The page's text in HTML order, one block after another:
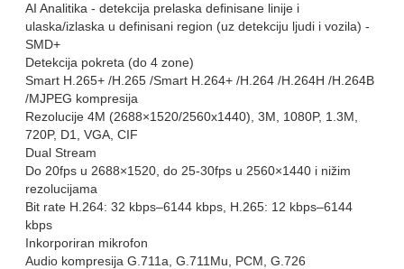
AI Analitika - detekcija prelaska definisane linije i
ulaska/izlaska u definisani region (uz detekciju ljudi i vozila) -
SMD+
Detekcija pokreta (do 4 zone)
Smart H.265+ /H.265 /Smart H.264+ /H.264 /H.264H /H.264B
/MJPEG kompresija
Rezolucije 4M (2688×1520/2560x1440), 3M, 1080P, 1.3M,
720P, D1, VGA, CIF
Dual Stream
Do 20fps u 2688×1520, do 25-30fps u 2560×1440 i nižim
rezolucijama
Bit rate H.264: 32 kbps–6144 kbps, H.265: 12 kbps–6144
kbps
Inkorporiran mikrofon
Audio kompresija G.711a, G.711Mu, PCM, G.726